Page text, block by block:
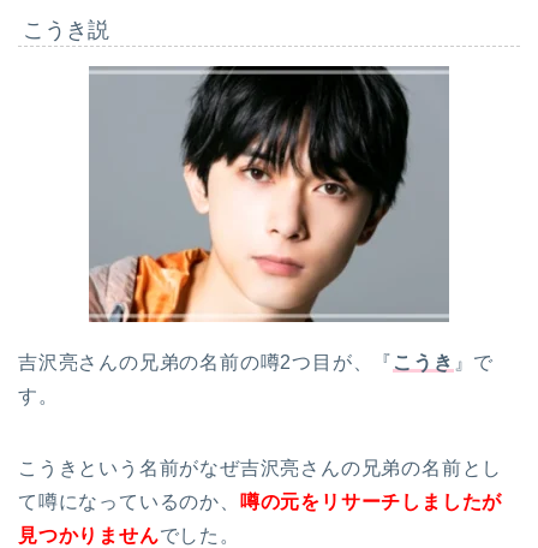
こうき説
吉沢亮さんの兄弟の名前の噂2つ目が、『 こうき 』で
す。
こうきという名前がなぜ吉沢亮さんの兄弟の名前とし
て噂になっているのか、
噂の元をリサーチしましたが
見つかりませんでした。